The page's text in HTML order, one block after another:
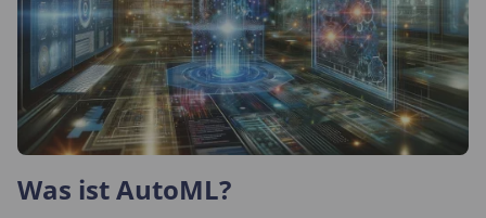
Was ist AutoML?